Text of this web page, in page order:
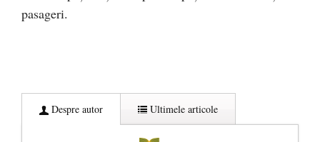
pasageri.
Despre autor Ultimele articole